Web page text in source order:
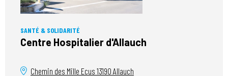
SANTÉ & SOLIDARITÉ
Centre Hospitalier d'Allauch
Chemin des Mille Ecus 13190 Allauch